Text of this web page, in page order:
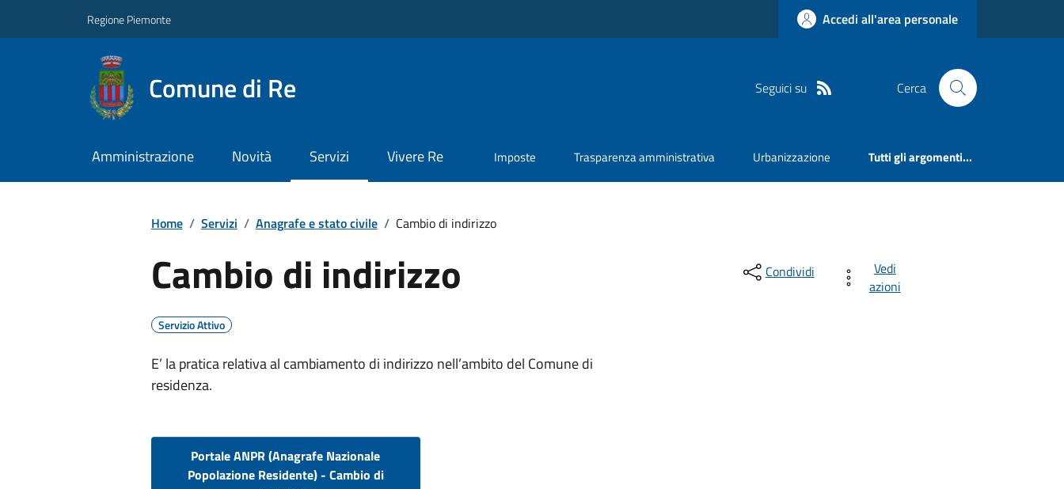
Regione Piemonte Accedi all'area personale
Comune di Re Seguici su Cerca
Amministrazione Novità Servizi Vivere Re Imposte Trasparenza amministrativa Urbanizzazione Tutti gli argomenti...
Home / Servizi / Anagrafe e stato civile / Cambio di indirizzo
Cambio di indirizzo
Servizio Attivo
E’ la pratica relativa al cambiamento di indirizzo nell’ambito del Comune di
residenza.
Portale ANPR (Anagrafe Nazionale
Popolazione Residente) - Cambio di
Condividi
Vedi
azioni